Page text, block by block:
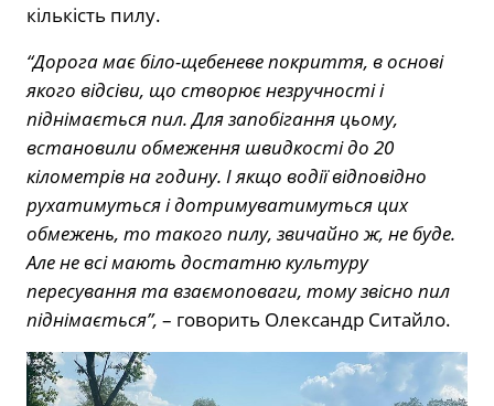
кількість пилу.
“Дорога має біло-щебеневе покриття, в основі
якого відсіви, що створює незручності і
піднімається пил. Для запобігання цьому,
встановили обмеження швидкості до 20
кілометрів на годину. І якщо водії відповідно
рухатимуться і дотримуватимуться цих
обмежень, то такого пилу, звичайно ж, не буде.
Але не всі мають достатню культуру
пересування та взаємоповаги, тому звісно пил
піднімається”, – говорить Олександр Ситайло.